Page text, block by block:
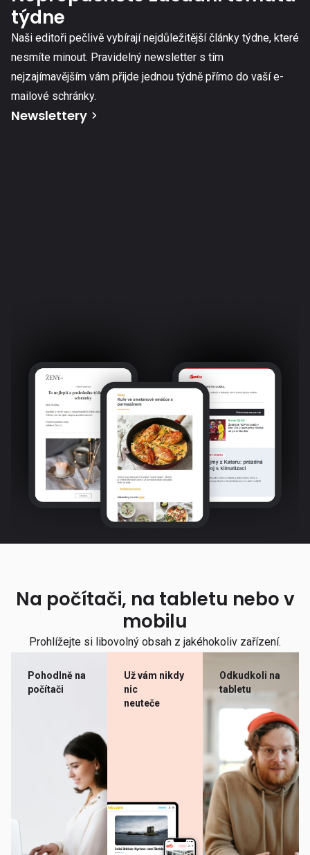
týdne
Naši editoři pečlivě vybírají nejdůležitější články týdne, které
nesmíte minout. Pravidelný newsletter s tím
nejzajímavějším vám přijde jednou týdně přímo do vaší e-
mailové schránky.
Newslettery
Na počítači, na tabletu nebo v
mobilu
Prohlížejte si libovolný obsah z jakéhokoliv zařízení.
Pohodlně na
počítači
Už vám nikdy
nic
neuteče
Odkudkoli na
tabletu